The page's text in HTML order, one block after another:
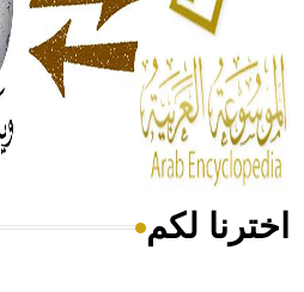
- هل تعلم أن المرجان إفراز
من مادة كربونات الكلسيوم، وهو
أجود أنواعه، ويمتاز بكبر الحجم
هل تعلم أن الأبسيد كلمة فرنسية
اخترنا لكم